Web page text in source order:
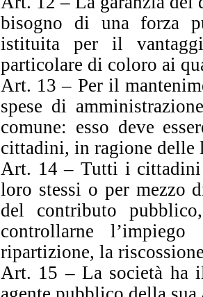
bisogno di una forza
istituita per il
particolare di coloro ai
Art. 13 – Per il
spese di
comune: esso deve
cittadini, in ragione delle
Art. 14 – Tutti i cittadini
loro stessi o per mezzo
del contributo
controllarne
ripartizione, la
Art. 15 – La società ha